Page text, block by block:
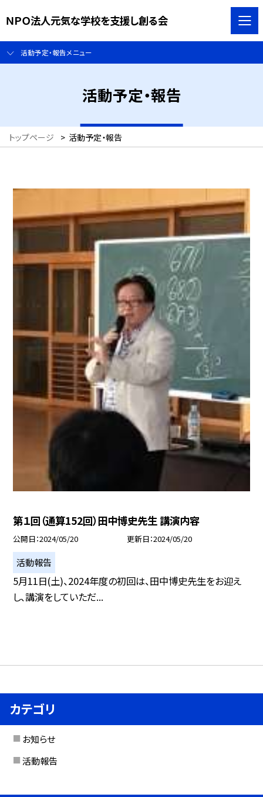
ＮＰＯ法人元気な学校を支援し創る会
活動予定・報告メニュー
活動予定・報告
トップページ > 活動予定・報告
第１回（通算152回）田中博史先生 講演内容
公開日 2024/05/20 更新日 2024/05/20
活動報告
5月11日(土)、2024年度の初回は、田中博史先生をお迎え
し、講演をしていただ...
カテゴリ
お知らせ
活動報告